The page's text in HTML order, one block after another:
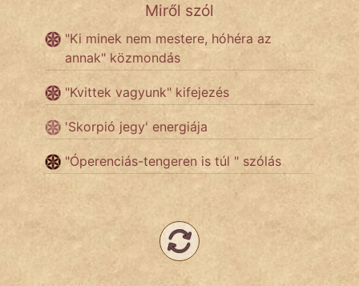
TÖRTÉNELEM
Népszerű szerzőink:
cinege
fantom
Jób Gedeon
Miről szól
"Ki minek nem mestere, hóhéra az
annak" közmondás
"Kvittek vagyunk" kifejezés
'Skorpió jegy' energiája
"Óperenciás-tengeren is túl " szólás